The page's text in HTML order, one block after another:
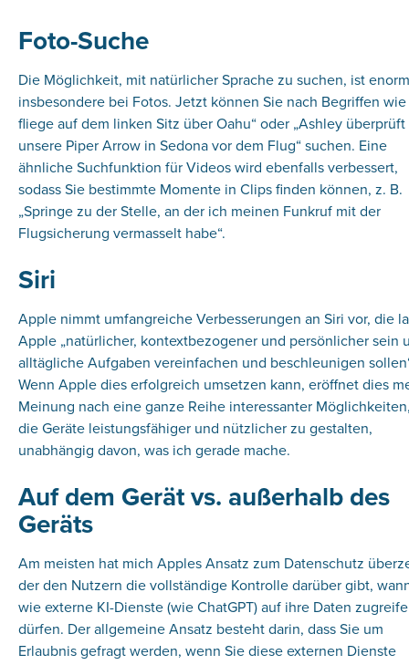
Foto-Suche
Die Möglichkeit, mit natürlicher Sprache zu suchen, ist
insbesondere bei Fotos. Jetzt können Sie nach Begriffen wie
fliege auf dem linken Sitz über Oahu“ oder „Ashley überprüft
unsere Piper Arrow in Sedona vor dem Flug“ suchen. Eine
ähnliche Suchfunktion für Videos wird ebenfalls verbessert,
sodass Sie bestimmte Momente in Clips finden können, z. B.
„Springe zu der Stelle, an der ich meinen Funkruf mit der
Flugsicherung vermasselt habe“.
Siri
Apple nimmt umfangreiche Verbesserungen an Siri vor, die
Apple „natürlicher, kontextbezogener und persönlicher sein
alltägliche Aufgaben vereinfachen und beschleunigen
Wenn Apple dies erfolgreich umsetzen kann, eröffnet dies
Meinung nach eine ganze Reihe interessanter
die Geräte leistungsfähiger und nützlicher zu gestalten,
unabhängig davon, was ich gerade mache.
Auf dem Gerät vs. außerhalb des
Geräts
Am meisten hat mich Apples Ansatz zum Datenschutz
der den Nutzern die vollständige Kontrolle darüber gibt,
wie externe KI-Dienste (wie ChatGPT) auf ihre Daten
dürfen. Der allgemeine Ansatz besteht darin, dass Sie um
Erlaubnis gefragt werden, wenn Sie diese externen Dienste